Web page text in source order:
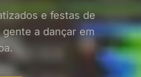
e festas de
a dançar em